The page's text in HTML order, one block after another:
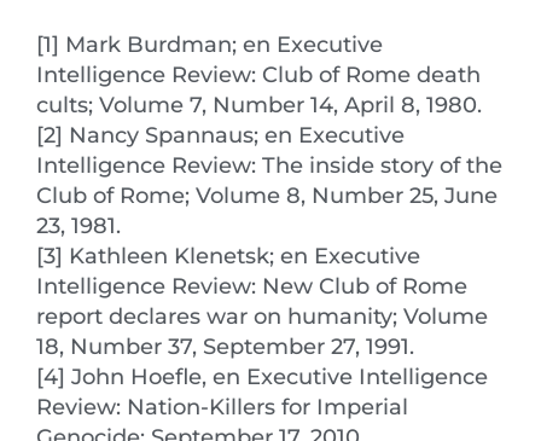
[1] Mark Burdman; en Executive
Intelligence Review: Club of Rome death
cults; Volume 7, Number 14, April 8, 1980.
[2] Nancy Spannaus; en Executive
Intelligence Review: The inside story of the
Club of Rome; Volume 8, Number 25, June
23, 1981.
[3] Kathleen Klenetsk; en Executive
Intelligence Review: New Club of Rome
report declares war on humanity; Volume
18, Number 37, September 27, 1991.
[4] John Hoefle, en Executive Intelligence
Review: Nation-Killers for Imperial